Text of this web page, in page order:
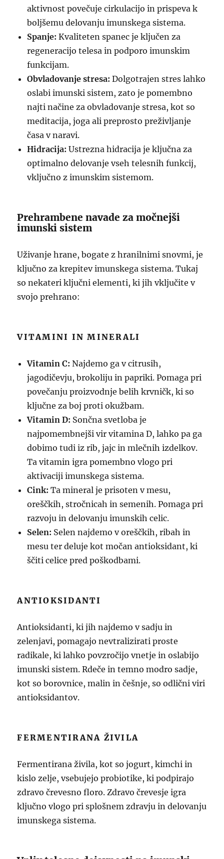
aktivnost povečuje cirkulacijo in prispeva k
boljšemu delovanju imunskega sistema.
Spanje: Kvaliteten spanec je ključen za
regeneracijo telesa in podporo imunskim
funkcijam.
Obvladovanje stresa: Dolgotrajen stres lahko
oslabi imunski sistem, zato je pomembno
najti načine za obvladovanje stresa, kot so
meditacija, joga ali preprosto preživljanje
časa v naravi.
Hidracija: Ustrezna hidracija je ključna za
optimalno delovanje vseh telesnih funkcij,
vključno z imunskim sistemom.
Prehrambene navade za močnejši
imunski sistem
Uživanje hrane, bogate z hranilnimi snovmi, je
ključno za krepitev imunskega sistema. Tukaj
so nekateri ključni elementi, ki jih vključite v
svojo prehrano:
VITAMINI IN MINERALI
Vitamin C: Najdemo ga v citrusih,
jagodičevju, brokoliju in papriki. Pomaga pri
povečanju proizvodnje belih krvničk, ki so
ključne za boj proti okužbam.
Vitamin D: Sončna svetloba je
najpomembnejši vir vitamina D, lahko pa ga
dobimo tudi iz rib, jajc in mlečnih izdelkov.
Ta vitamin igra pomembno vlogo pri
aktivaciji imunskega sistema.
Cink: Ta mineral je prisoten v mesu,
oreščkih, stročnicah in semenih. Pomaga pri
razvoju in delovanju imunskih celic.
Selen: Selen najdemo v oreščkih, ribah in
mesu ter deluje kot močan antioksidant, ki
ščiti celice pred poškodbami.
ANTIOKSIDANTI
Antioksidanti, ki jih najdemo v sadju in
zelenjavi, pomagajo nevtralizirati proste
radikale, ki lahko povzročijo vnetje in oslabijo
imunski sistem. Rdeče in temno modro sadje,
kot so borovnice, malin in češnje, so odlični viri
antioksidantov.
FERMENTIRANA ŽIVILA
Fermentirana živila, kot so jogurt, kimchi in
kislo zelje, vsebujejo probiotike, ki podpirajo
zdravo črevesno floro. Zdravo črevesje igra
ključno vlogo pri splošnem zdravju in delovanju
imunskega sistema.